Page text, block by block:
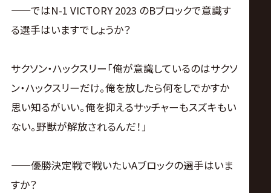
——ではN-1 VICTORY 2023 のBブロックで意識す
る選手はいますでしょうか？
サクソン・ハックスリー「俺が意識しているのはサクソ
ン・ハックスリーだけ。俺を放したら何をしでかすか
思い知るがいい。俺を抑えるサッチャーもスズキもい
ない。野獣が解放されるんだ！」
——優勝決定戦で戦いたいAブロックの選手はいま
すか？